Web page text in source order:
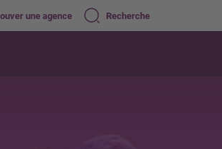
une agence Recherche